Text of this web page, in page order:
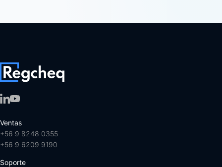
Ventas
+56 9 8248 0355
+56 9 6209 9190
Soporte